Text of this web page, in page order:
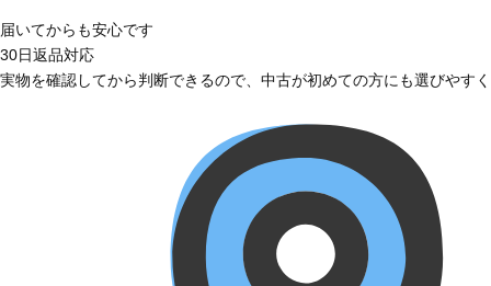
届いてからも安心です
30日返品対応
実物を確認してから判断できるので、中古が初めての方にも選びやす